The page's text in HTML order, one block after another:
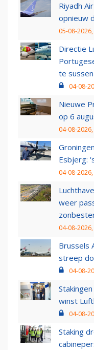
Riyadh
opnieuw
05-08-
Directie
te sussen
04-08-
Nieuwe
op 6
04-08-
Esbjerg:
04-08-2026,
weer
04-08-
Brussels
streep
04-08-
winst
04-08-
Staking